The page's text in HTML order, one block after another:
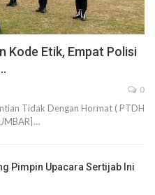
Kode Etik, Empat Polisi
0
Tidak Dengan Hormat ( PTDH
Pimpin Upacara Sertijab Ini